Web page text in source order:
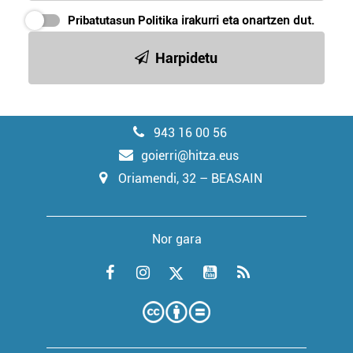
Pribatutasun Politika irakurri eta onartzen dut.
Harpidetu
943 16 00 56
goierri@hitza.eus
Oriamendi, 32 – BEASAIN
Nor gara